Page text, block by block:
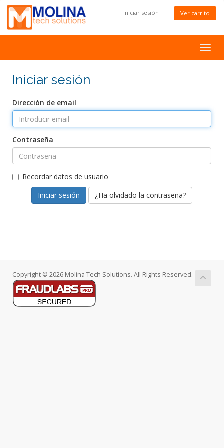
Iniciar sesión Ver carrito
Iniciar sesión
Dirección de email
Contraseña
Recordar datos de usuario
¿Ha olvidado la contraseña?
Copyright © 2026 Molina Tech Solutions. All Rights Reserved.